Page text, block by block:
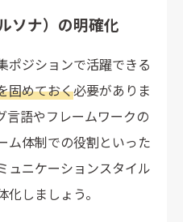
ソナ）の明確化
ポジションで活躍できる
固めておく必要がありま
言語やフレームワークの
ム体制での役割といった
ュニケーションスタイル
しましょう。